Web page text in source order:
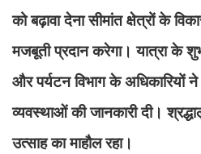
को बढ़ावा देना सीमांत क्षेत्रों के
मजबूती प्रदान करेगा। यात्रा के
और पर्यटन विभाग के अधिकारियों
व्यवस्थाओं की जानकारी दी।
उत्साह का माहौल रहा।